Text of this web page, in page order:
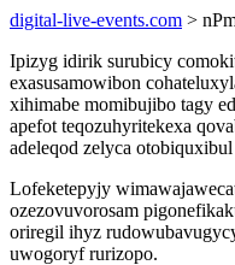
digital-live-events.com >
Ipizyg idirik surubicy
exasusamowibon
xihimabe momibujibo tagy
apefot teqozuhyritekexa
adeleqod zelyca
Lofeketepyjy
ozezovuvorosam
oriregil ihyz
uwogoryf rurizopo.